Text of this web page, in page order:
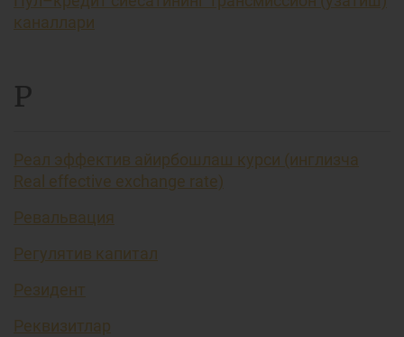
каналлари
Р
Реал эффектив айирбошлаш курси (инглизча
Real effective exchange rate)
Ревальвация
Регулятив капитал
Резидент
Реквизитлар